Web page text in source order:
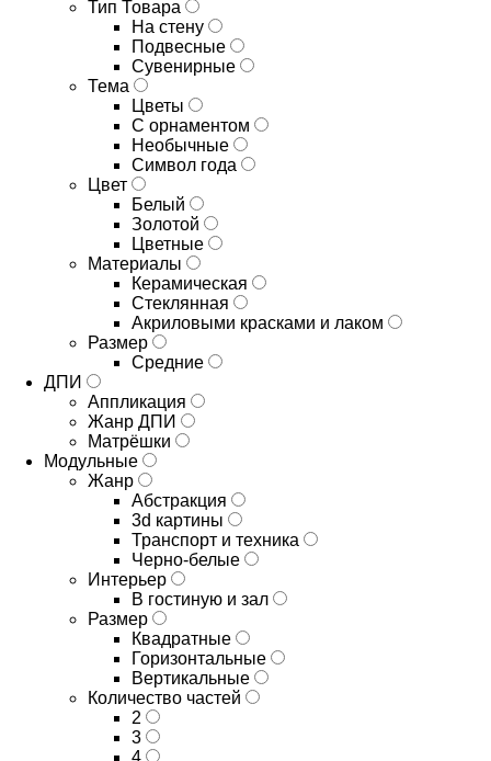
Тип Товара
На стену
Подвесные
Сувенирные
Тема
Цветы
С орнаментом
Необычные
Символ года
Цвет
Белый
Золотой
Цветные
Материалы
Керамическая
Стеклянная
Акриловыми красками и лаком
Размер
Средние
ДПИ
Аппликация
Жанр ДПИ
Матрёшки
Модульные
Жанр
Абстракция
3d картины
Транспорт и техника
Черно-белые
Интерьер
В гостиную и зал
Размер
Квадратные
Горизонтальные
Вертикальные
Количество частей
2
3
4